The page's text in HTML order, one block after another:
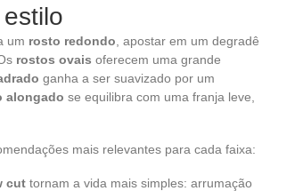
um rosto redondo , apostar em um degradê
rostos ovais oferecem uma grande
ganha a ser suavizado por um
alongado se equilibra com uma franja leve,
mais relevantes para cada faixa:
cut tornam a vida mais simples: arrumação